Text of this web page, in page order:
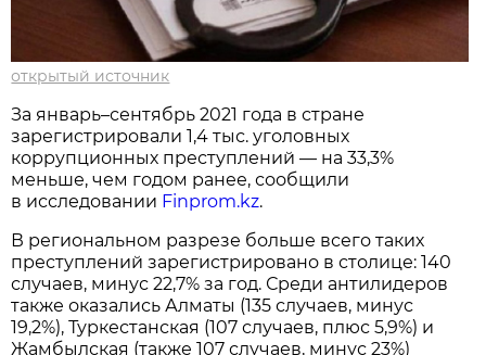
открытый источник
За январь–сентябрь 2021 года в стране
зарегистрировали 1,4 тыс. уголовных
коррупционных преступлений — на 33,3%
меньше, чем годом ранее, сообщили
в исследовании Finprom.kz.
В региональном разрезе больше всего таких
преступлений зарегистрировано в столице: 140
случаев, минус 22,7% за год. Среди антилидеров
также оказались Алматы (135 случаев, минус
19,2%), Туркестанская (107 случаев, плюс 5,9%) и
Жамбылская (также 107 случаев, минус 23%)